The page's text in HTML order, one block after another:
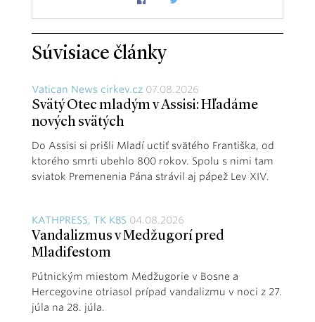
Súvisiace články
Vatican News cirkev.cz 07.08.2026
Svätý Otec mladým v Assisi: Hľadáme
nových svätých
Do Assisi si prišli Mladí uctiť svätého Františka, od
ktorého smrti ubehlo 800 rokov. Spolu s nimi tam
sviatok Premenenia Pána strávil aj pápež Lev XIV.
KATHPRESS, TK KBS 04.08.2026
Vandalizmus v Medžugorí pred
Mladifestom
Pútnickým miestom Medžugorie v Bosne a
Hercegovine otriasol prípad vandalizmu v noci z 27.
júla na 28. júla.